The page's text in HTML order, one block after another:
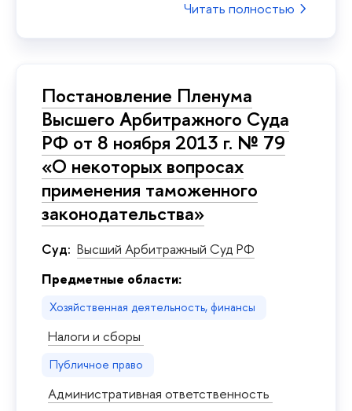
Читать полностью
Постановление Пленума
Высшего Арбитражного Суда
РФ от 8 ноября 2013 г. № 79
«О некоторых вопросах
применения таможенного
законодательства»
Суд: Высший Арбитражный Суд РФ
Предметные области:
Хозяйственная деятельность, финансы
Налоги и сборы
Публичное право
Административная ответственность